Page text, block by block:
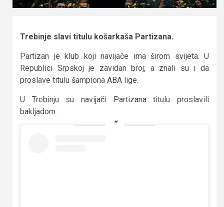
Trebinje slavi titulu košarkaša Partizana.
Partizan je klub koji navijače ima širom svijeta. U
Republici Srpskoj je zavidan broj, a znali su i da
proslave titulu šampiona ABA lige.
U Trebinju su navijači Partizana titulu proslavili
bakljadom.